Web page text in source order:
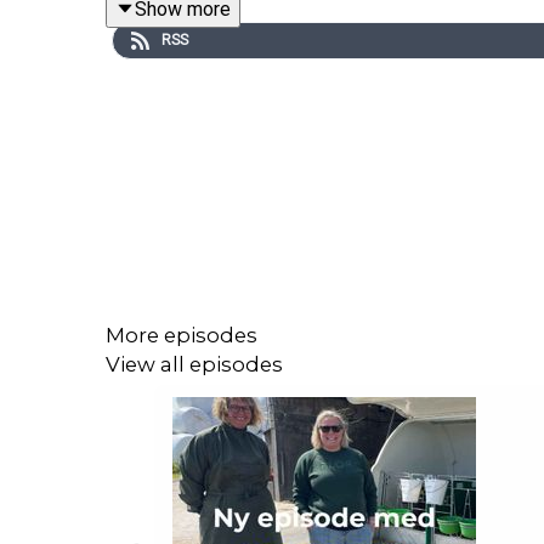
Vi snakker om bærekraft, dyrevelferd, teknologi
Show more
RSS
More episodes
View all episodes